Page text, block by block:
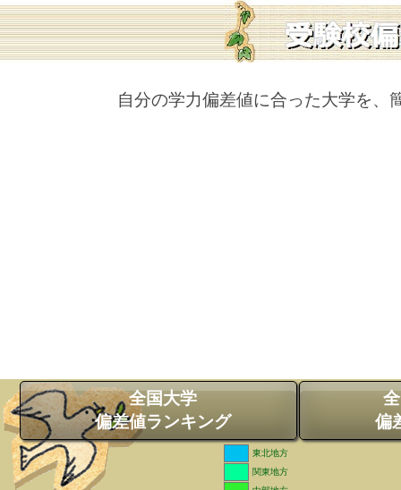
自分の学力偏差値に合った大学を、
全国大学
偏差値ランキング
偏
東北地方
関東地方